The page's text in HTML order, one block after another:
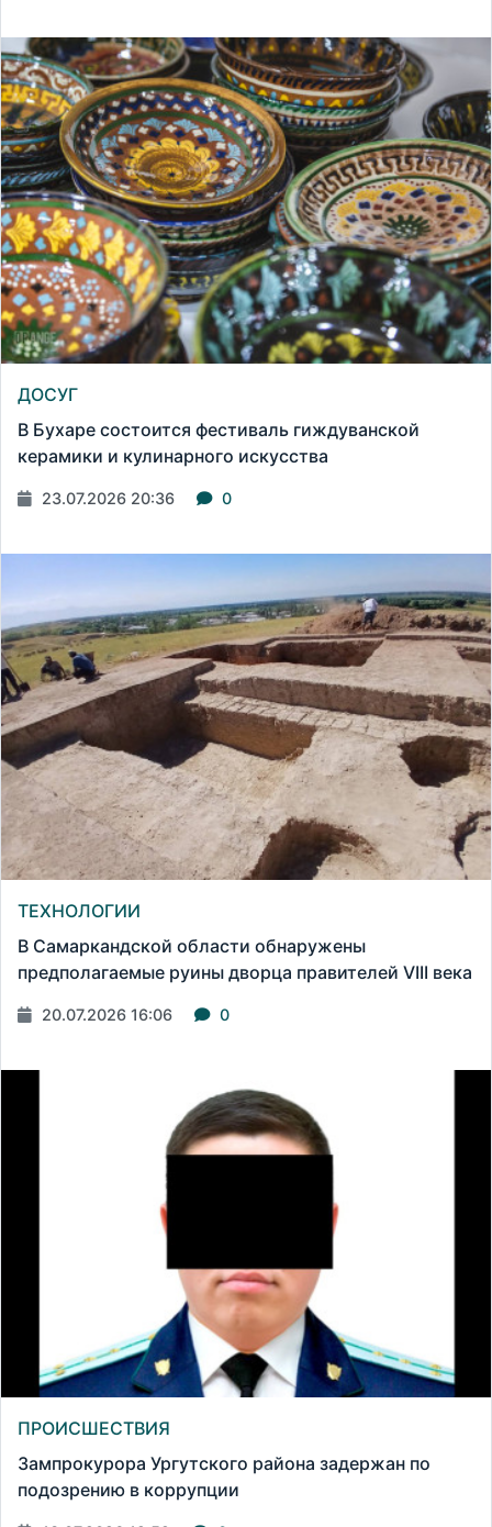
ДОСУГ
В Бухаре состоится фестиваль гиждуванской
керамики и кулинарного искусства
23.07.2026 20:36 0
ТЕХНОЛОГИИ
В Самаркандской области обнаружены
предполагаемые руины дворца правителей VIII века
20.07.2026 16:06 0
ПРОИСШЕСТВИЯ
Зампрокурора Ургутского района задержан по
подозрению в коррупции